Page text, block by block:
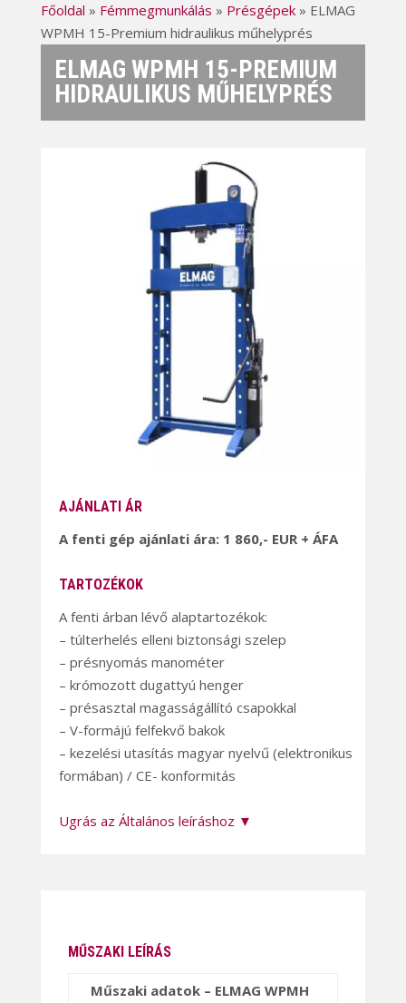
Főoldal » Fémmegmunkálás » Présgépek» ELMAG
WPMH 15-Premium hidraulikus műhelyprés
ELMAG WPMH 15-PREMIUM
HIDRAULIKUS MŰHELYPRÉS
AJÁNLATI ÁR
A fenti gép ajánlati ára: 1 860,- EUR + ÁFA
TARTOZÉKOK
A fenti árban lévő alaptartozékok:
– túlterhelés elleni biztonsági szelep
– présnyomás manométer
– krómozott dugattyú henger
– présasztal magasságállító csapokkal
– V-formájú felfekvő bakok
– kezelési utasítás magyar nyelvű (elektronikus
formában) / CE- konformitás
Ugrás az Általános leíráshoz ▼
MŰSZAKI LEÍRÁS
Műszaki adatok – ELMAG WPMH